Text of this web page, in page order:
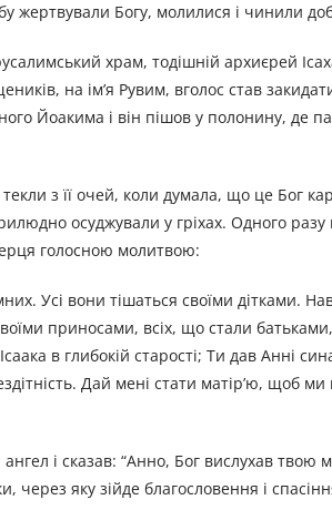
жертвували Богу, молилися і чинили
храм, тодішній архиєрей
на ім’я Рувим, вголос став
Йоакима і він пішов у полонину, де
з її очей, коли думала, що це Бог
осуджували у гріхах. Одного
голосною молитвою:
Усі вони тішаться своїми дітками.
приносами, всіх, що стали
в глибокій старості; Ти дав Анні
Дай мені стати матір’ю, щоб
і сказав: “Анно, Бог вислухав твою
яку зійде благословення і спасіння